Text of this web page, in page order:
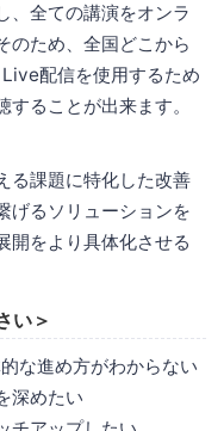
、全ての講演をオンラ
のため、全国どこから
配信を使用するため
ることが出来ます。
る課題に特化した改善
げるソリューションを
開をより具体化させる
い＞
な進め方がわからない
深めたい